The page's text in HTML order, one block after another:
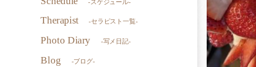
-スケジュール-
Therapist -セラピスト一覧-
Photo Diary -写メ日記-
Blog -ブログ-